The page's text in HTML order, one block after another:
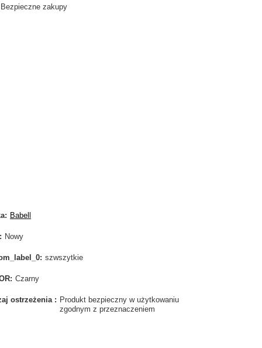
Bezpieczne zakupy
Babell
Nowy
szwszytkie
Czarny
ostrzeżenia
Produkt bezpieczny w użytkowaniu
zgodnym z przeznaczeniem